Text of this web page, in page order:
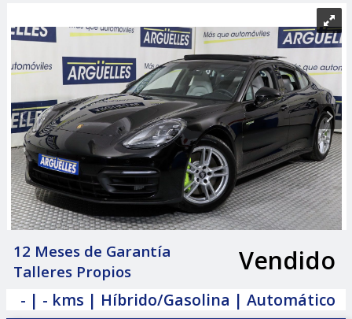
12 Meses de Garantía
Talleres Propios
Vendido
- | - kms | Híbrido/Gasolina | Automático